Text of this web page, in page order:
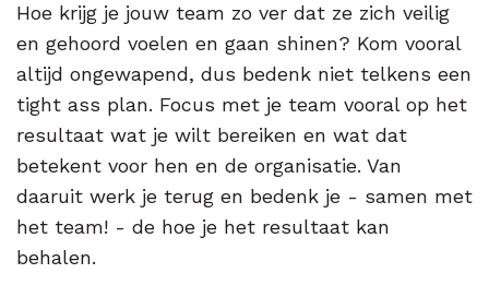
Hoe krijg je jouw team zo ver dat ze zich veilig
en gehoord voelen en gaan shinen? Kom vooral
altijd ongewapend, dus bedenk niet telkens een
tight ass plan. Focus met je team vooral op het
resultaat wat je wilt bereiken en wat dat
betekent voor hen en de organisatie. Van
daaruit werk je terug en bedenk je - samen met
het team! - de hoe je het resultaat kan
behalen.